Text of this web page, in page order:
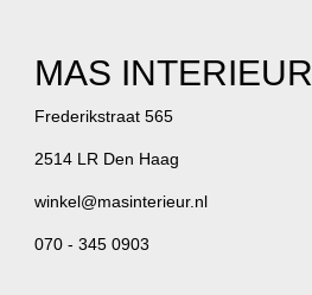
MAS INTERIEUR
Frederikstraat 565
2514 LR Den Haag
winkel@masinterieur.nl
070 - 345 0903